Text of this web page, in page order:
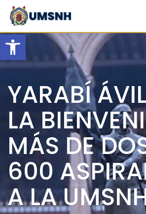
Open toolbar
Skip
content
YARABÍ
LA
MÁS DE
600
A LA